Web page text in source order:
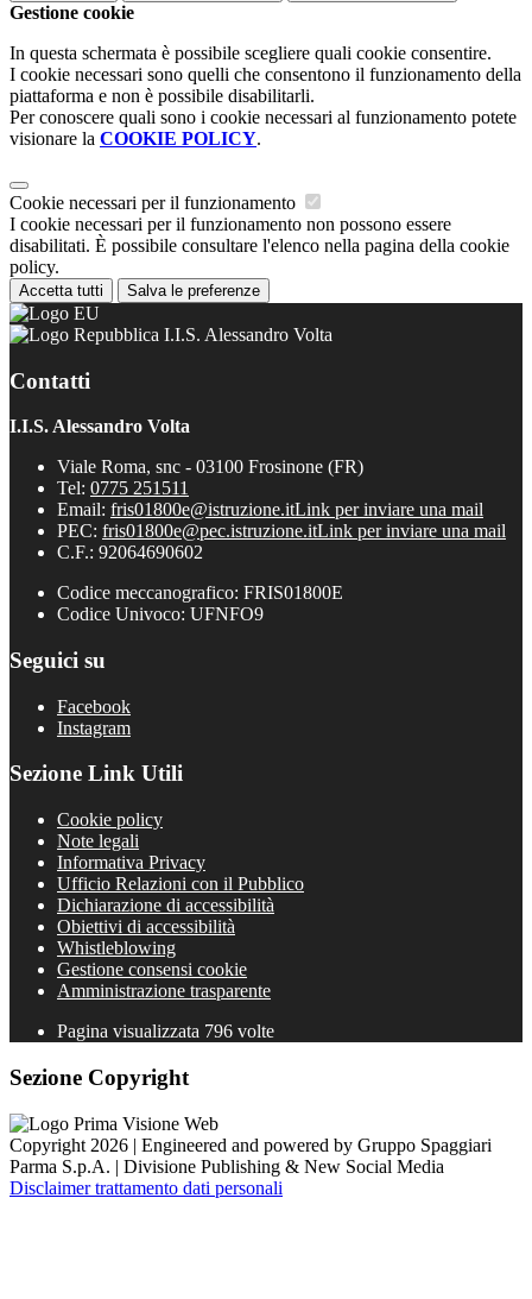
Gestione cookie
In questa schermata è possibile scegliere quali cookie consentire.
I cookie necessari sono quelli che consentono il funzionamento della
piattaforma e non è possibile disabilitarli.
Per conoscere quali sono i cookie necessari al funzionamento potete
visionare la COOKIE POLICY.
Cookie necessari per il funzionamento
I cookie necessari per il funzionamento non possono essere
disabilitati. È possibile consultare l'elenco nella pagina della cookie
policy.
Accetta tutti Salva le preferenze
I.I.S. Alessandro Volta
Contatti
I.I.S. Alessandro Volta
Viale Roma, snc - 03100 Frosinone (FR)
Tel: 0775 251511
Email: fris01800e@istruzione.itLink per inviare una mail
PEC: fris01800e@pec.istruzione.itLink per inviare una mail
C.F.: 92064690602
Codice meccanografico: FRIS01800E
Codice Univoco: UFNFO9
Seguici su
Facebook
Instagram
Sezione Link Utili
Cookie policy
Note legali
Informativa Privacy
Ufficio Relazioni con il Pubblico
Dichiarazione di accessibilità
Obiettivi di accessibilità
Whistleblowing
Gestione consensi cookie
Amministrazione trasparente
Pagina visualizzata 796 volte
Sezione Copyright
Copyright 2026 | Engineered and powered by Gruppo Spaggiari
Parma S.p.A. | Divisione Publishing & New Social Media
Disclaimer trattamento dati personali